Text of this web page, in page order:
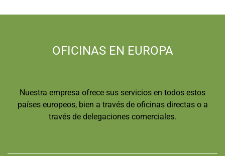
OFICINAS EN EUROPA
Nuestra empresa ofrece sus servicios en todos estos
países europeos, bien a través de oficinas directas o a
través de delegaciones comerciales.